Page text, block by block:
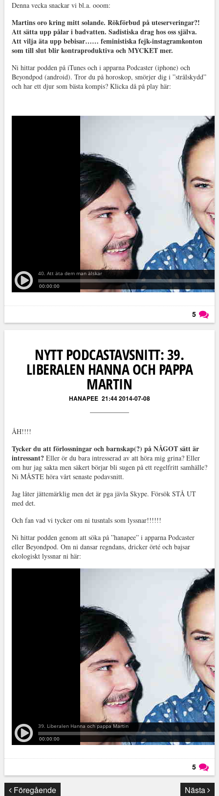
Denna vecka snackar vi bl.a. ooom:
Martins oro kring mitt solande. Rökförbud på uteserveringar?!
Att sätta upp pålar i badvatten. Sadistiska drag hos oss själva.
Att vilja äta upp bebisar…… feministiska fejk-instagramkonton
som till slut blir kontraproduktiva och MYCKET mer.
Ni hittar podden på iTunes och i apparna Podcaster (iphone) och
Beyondpod (android). Tror du på horoskop, smörjer dig i ”strålskydd”
och har ett djur som bästa kompis? Klicka då på play här:
5
NYTT PODCASTAVSNITT: 39.
LIBERALEN HANNA OCH PAPPA
MARTIN
HANAPEE 21:44 2014-07-08
ÅH!!!!
Tycker du att förlossningar och barnskap(?) på NÅGOT sätt är
intressant? Eller ör du bara intresserad av att höra mig grina? Eller
om hur jag sakta men säkert börjar bli sugen på ett regelfritt samhälle?
Ni MÅSTE höra vårt senaste podavsnitt.
Jag låter jättemärklig men det är pga jävla Skype. Försök STÅ UT
med det.
Och fan vad vi tycker om ni tusntals som lyssnar!!!!!!
Ni hittar podden genom att söka på ”hanapee” i apparna Podcaster
eller Beyondpod. Om ni dansar regndans, dricker örté och bajsar
ekologiskt lyssnar ni här:
5
Läs kommentarer (5)
Föregående Nästa